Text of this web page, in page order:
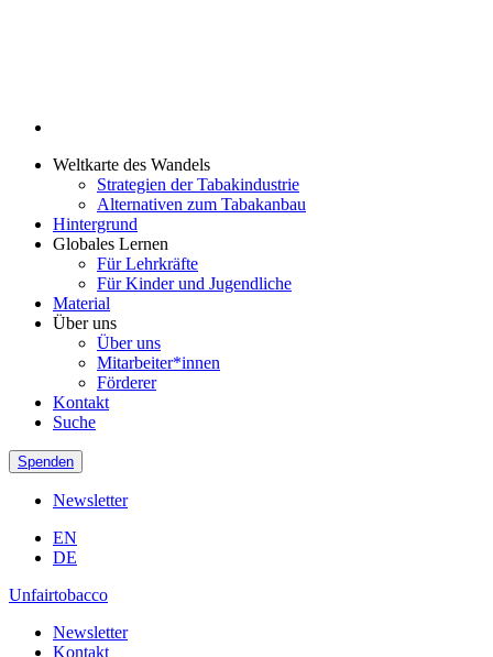
Weltkarte des Wandels
Strategien der Tabakindustrie
Alternativen zum Tabakanbau
Hintergrund
Globales Lernen
Für Lehrkräfte
Für Kinder und Jugendliche
Material
Über uns
Über uns
Mitarbeiter*innen
Förderer
Kontakt
Suche
Spenden
Newsletter
EN
DE
Unfairtobacco
Newsletter
Kontakt